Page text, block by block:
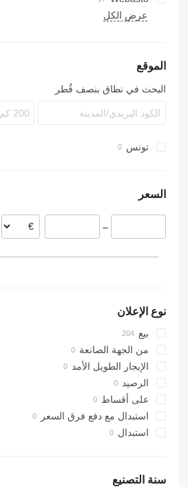
9900
B10
B12
عرض الكل
الموقع
البحث في نطاق بنصف قُطر
تونس
السعر
–
نوع الإعلان
بيع
من الجهة الصانعة
الإيجار الطويل الأمد
الرصيد
على أقساط
استبدال مع دفع فرق السعر
استبدال
سنة التصنيع